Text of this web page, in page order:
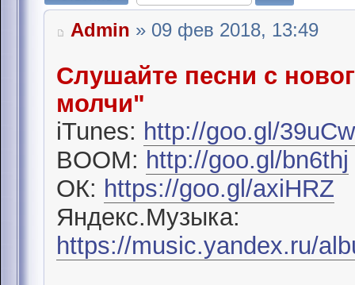
Admin » 09 фев 2018, 13:49
Слушайте песни с
молчи"
iTunes: http://goo.gl/
BOOM: http://goo.gl/bn6thj
ОК: https://goo.gl/axiHRZ
Яндекс.Музыка:
https://music.yandex.ru/